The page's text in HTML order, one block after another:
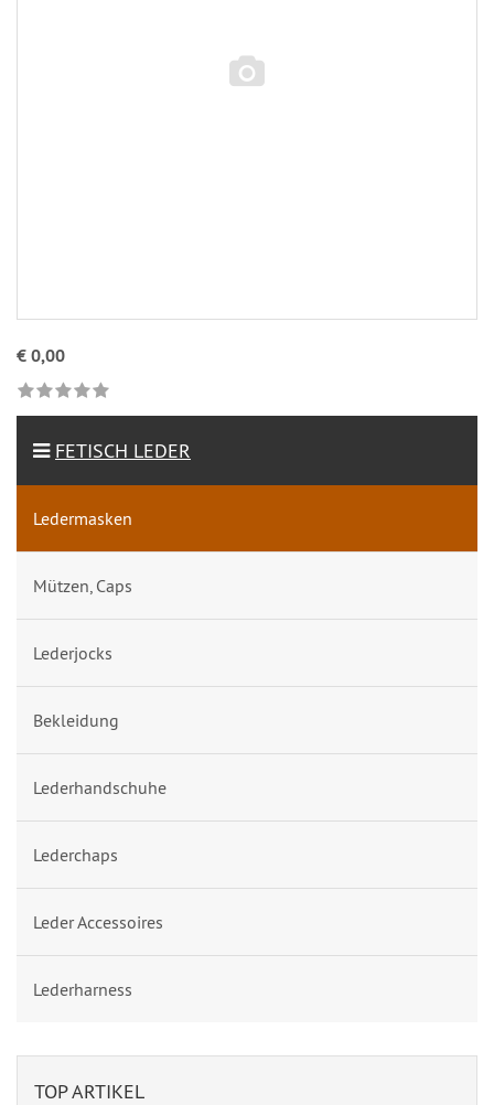
€ 0,00
FETISCH LEDER
Ledermasken
Mützen, Caps
Lederjocks
Bekleidung
Lederhandschuhe
Lederchaps
Leder Accessoires
Lederharness
TOP ARTIKEL